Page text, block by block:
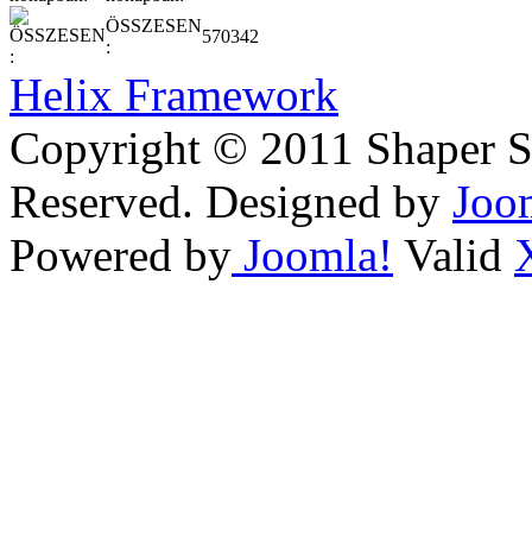
ÖSSZESEN
:
570342
Helix Framework
Copyright © 2011 Shaper
Reserved. Designed by
Powered by Joomla! Valid